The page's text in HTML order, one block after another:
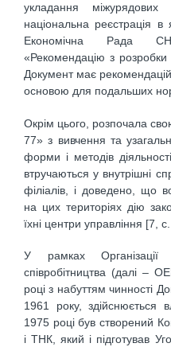
укладання
національна реєстрація
Економічна Рада
«Рекомендацію з розробки
Документ має
основою для подальших
Окрім цього, розпочала
77» з вивчення та
форми і методів
втручаються у внутрішні
філіалів, і доведено, що
на цих територіях дію
їхні центри управління [7,
У рамках Організації
співробітництва (далі –
році з набуттям чинності
1961 року,
1975 році був створений
і ТНК, який і підготував